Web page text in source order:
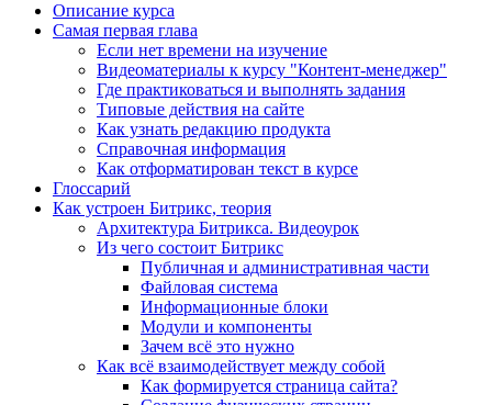
Описание курса
Самая первая глава
Если нет времени на изучение
Видеоматериалы к курсу "Контент-менеджер"
Где практиковаться и выполнять задания
Типовые действия на сайте
Как узнать редакцию продукта
Справочная информация
Как отформатирован текст в курсе
Глоссарий
Как устроен Битрикс, теория
Архитектура Битрикса. Видеоурок
Из чего состоит Битрикс
Публичная и административная части
Файловая система
Информационные блоки
Модули и компоненты
Зачем всё это нужно
Как всё взаимодействует между собой
Как формируется страница сайта?